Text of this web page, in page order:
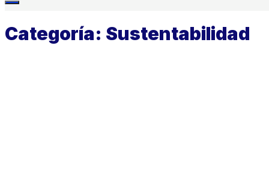
Categoría: Sustentabilidad